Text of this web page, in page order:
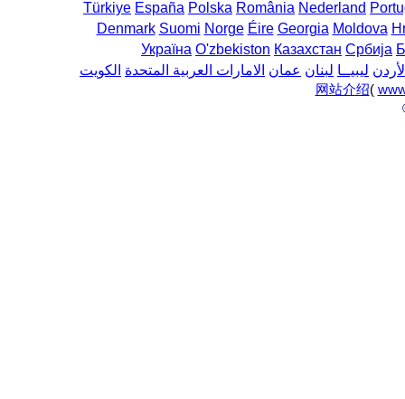
Türkiye España Polska România Nederland
Denmark Suomi Norge Éire Georgia Moldova
Україна O'zbekiston Казахстан Србија
ليبيــا لبنان عمان الامارات العربية المتحدة الكويت
网站介绍(